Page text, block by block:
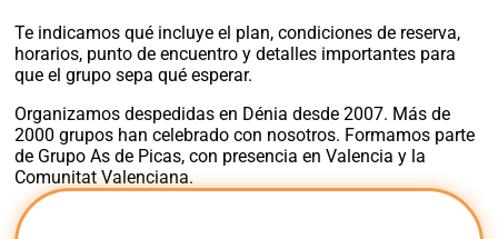
Te indicamos qué incluye el plan, condiciones de reserva,
horarios, punto de encuentro y detalles importantes para
que el grupo sepa qué esperar.
Organizamos despedidas en Dénia desde 2007. Más de
2000 grupos han celebrado con nosotros. Formamos parte
de Grupo As de Picas, con presencia en Valencia y la
Comunitat Valenciana.